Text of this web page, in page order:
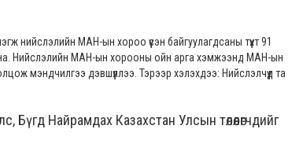
нийслэлийн МАН-ын хороо үүсэн байгуулагдсаны түүхт 91
Нийслэлийн МАН-ын хорооны ойн арга хэмжээнд МАН-ын
мэндчилгээ дэвшүүллээ. Тэрээр хэлэхдээ: Нийслэлчүүд та
Бүгд Найрамдах Казахстан Улсын төлөөлөгчдийг